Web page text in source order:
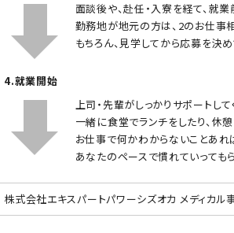
面談後や、赴任・入寮を経て、就
勤務地が地元の方は、2のお仕事
もちろん、見学してから応募を決
4.就業開始
上司・先輩がしっかりサポートし
一緒に食堂でランチをしたり、休
お仕事で何かわからないことあれ
あなたのペースで慣れていっても
株式会社エキスパートパワーシズオカ メディカ